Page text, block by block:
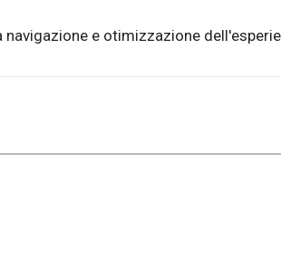
e otimizzazione